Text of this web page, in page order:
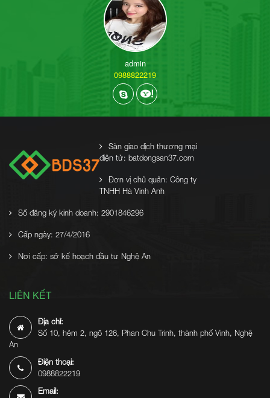
admin
0988822219
Sàn giao dịch thương mại
điện tử: batdongsan37.com
Đơn vị chủ quản: Công ty
TNHH Hà Vinh Anh
Số đăng ký kinh doanh: 2901846296
Cấp ngày: 27/4/2016
Nơi cấp: sở kế hoạch đầu tư Nghệ An
LIÊN KẾT
Địa chỉ:
Số 10, hẻm 2, ngõ 126, Phan Chu Trinh, thành phố Vinh, Nghệ
An
Điện thoại:
0988822219
Email: